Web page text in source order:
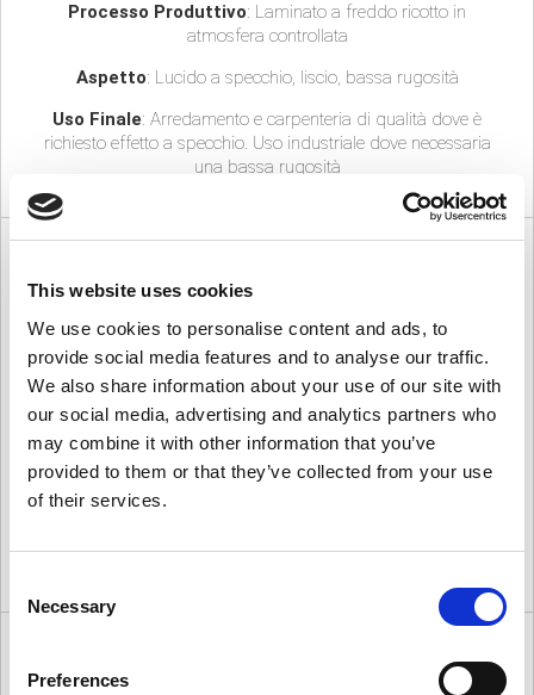
This website uses cookies
We use cookies to personalise content and ads, to
provide social media features and to analyse our traffic.
We also share information about your use of our site with
our social media, advertising and analytics partners who
may combine it with other information that you’ve
provided to them or that they’ve collected from your use
of their services.
Selection
Necessary
Preferences
Processo Produttivo: Laminato a freddo ricotto in
atmosfera controllata
Aspetto: Lucido a specchio, liscio, bassa rugosità
Uso Finale: Arredamento e carpenteria di qualità dove è
richiesto effetto a specchio. Uso industriale dove necessaria
una bassa rugosità
En 10088-2 : 1K/2K
ASTM A480: No. 4
Processo Produttivo: Satinatura a secco con tele abrasive di
grana variabile
Aspetto: Satinatura direzionale parallela alla lunghezza del
foglio. Rugosità variabile in base alla grana di satinatura